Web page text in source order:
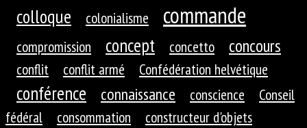
colloque colonialisme commande
compromission concept concetto concours
conflit conflit armé Confédération helvétique
conférence connaissance conscience
Conseil
fédéral
consommation
constructeur d'objets